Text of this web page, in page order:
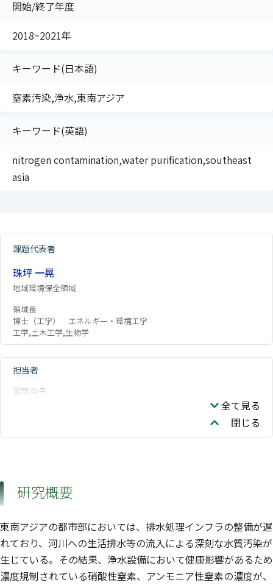
開始/終了年度
2018~2021年
キーワード(日本語)
窒素汚染,浄水,東南アジア
キーワード(英語)
nitrogen contamination,water purification,southeast
asia
課題代表者
珠坪 一晃
地域環境保全領域
領域長
博士（工学） エネルギー・環境工学
工学,土木工学,生物学
担当者
冨岡 典子
全て見る
閉じる
研究概要
東南アジアの都市部においては、排水処理インフラの整備が遅
れており、河川への生活排水等の流入による深刻な水質汚染が
生じている。その結果、浄水設備において健康影響があるため
濃度規制されている硝酸性窒素、アンモニア性窒素の濃度が、